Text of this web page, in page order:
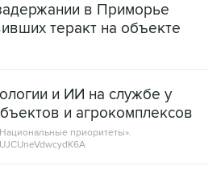
в Приморье
теракт на объекте
и ИИ на службе у
и агрокомплексов
приоритеты».